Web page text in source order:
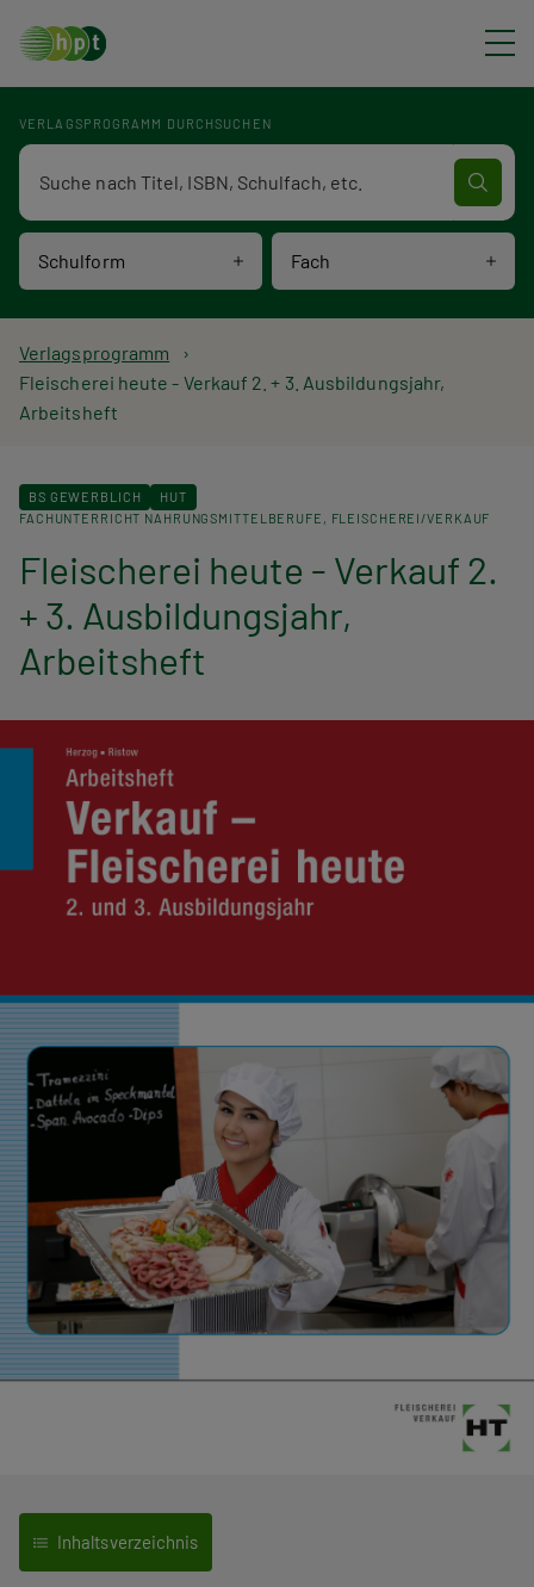
VERLAGSPROGRAMM DURCHSUCHEN
Schulform Fach
Verlagsprogramm Volltextsuche
P
f
d
n
a
v
g
i
n
Verlagsprogramm
Fleischerei heute - Verkauf 2. + 3. Ausbildungsjahr,
Arbeitsheft
BS GEWERBLICH
HUT
FACHUNTERRICHT NAHRUNGSMITTELBERUFE
FLEISCHEREI/VERKAUF
Fleischerei heute - Verkauf 2.
+ 3. Ausbildungsjahr,
Arbeitsheft
Inhaltsverzeichnis